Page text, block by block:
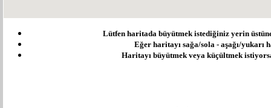
Lütfen haritada büyütmek istediğiniz yerin
Eğer haritayı sağa/sola - aşağı/
Haritayı büyütmek veya küçültmek